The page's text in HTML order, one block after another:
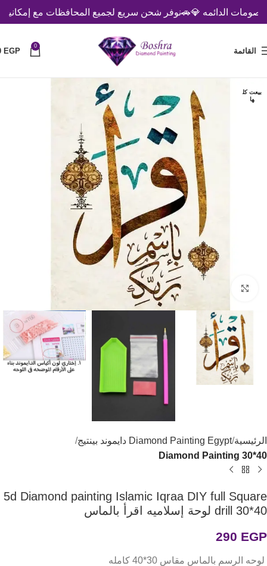
🚗نوفر شحن سريع لجميع المحافظات مع إمكانية الدائمه 💎
القائمة
0
EGP
بيعت كل
ها
الرئيسية Diamond Painting Egypt دايموند بينتيج
Diamond Painting 30*40
5d Diamond painting Islamic Iqraa DIY full Square
drill 30*40 لوحة إسلاميه اقرأ بالماس
290 EGP
لوحه الرسم بالماس مقاس 30*40 كامله